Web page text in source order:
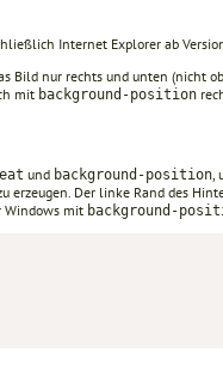
Internet Explorer ab
Bild nur rechts und unten (nicht
mit background-position
und background-position,
erzeugen. Der linke Rand des
mit background-